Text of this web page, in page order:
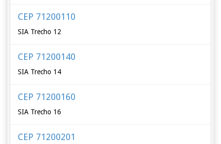
CEP 71200110
SIA Trecho 12
CEP 71200140
SIA Trecho 14
CEP 71200160
SIA Trecho 16
CEP 71200201